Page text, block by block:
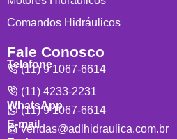
Comandos Hidráulicos
Fale Conosco
Telefone
(11) 9 1067-6614
(11) 4233-2231
WhatsApp
(11) 9 1067-6614
E-mail
vendas@adlhidraulica.com.br